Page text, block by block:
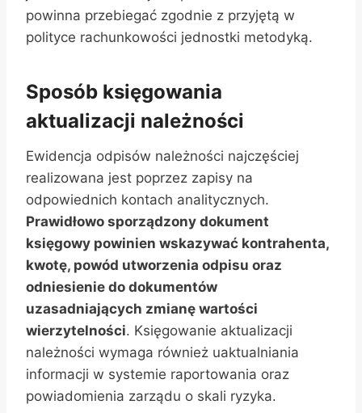
powinna przebiegać zgodnie z przyjętą w
polityce rachunkowości jednostki metodyką.
Sposób księgowania
aktualizacji należności
Ewidencja odpisów należności najczęściej
realizowana jest poprzez zapisy na
odpowiednich kontach analitycznych.
Prawidłowo sporządzony dokument
księgowy powinien wskazywać kontrahenta,
kwotę, powód utworzenia odpisu oraz
odniesienie do dokumentów
uzasadniających zmianę wartości
wierzytelności. Księgowanie aktualizacji
należności wymaga również uaktualniania
informacji w systemie raportowania oraz
powiadomienia zarządu o skali ryzyka.